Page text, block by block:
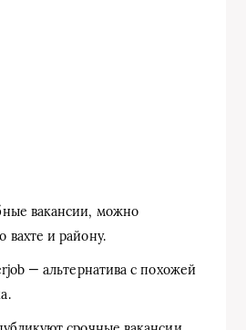
вакансии, можно
вахте и району.
— альтернатива с похожей